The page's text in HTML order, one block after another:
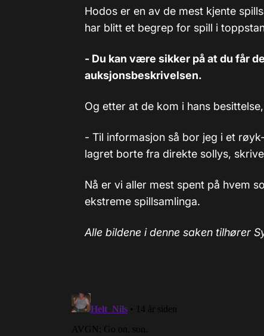
Hodos er en av de mest kjente
har blitt et begrep for spill i
- Du kan være sikker på at du får
auksjonsbeskrivelsen.
Og etter at de kom i hans
- Til informasjon så bor jeg i et
lagret borte fra direkte sollys,
Nå er vi aller mest spent på hvem
ekstreme spillsamlinga.
Alle bildene i denne saken tilhører